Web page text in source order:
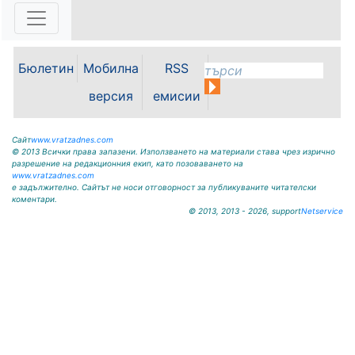
Бюлетин
Мобилна
версия
RSS
емисии
Сайтwww.vratzadnes.com
© 2013 Всички права запазени. Използването на материали става чрез изрично
разрешение на редакционния екип, като позоваването на
www.vratzadnes.com
е задължително. Сайтът не носи отговорност за публикуваните читателски
коментари.
© 2013, 2013 - 2026, supportNetservice